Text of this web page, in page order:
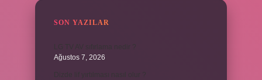
SON YAZILAR
Ağustos 7, 2026